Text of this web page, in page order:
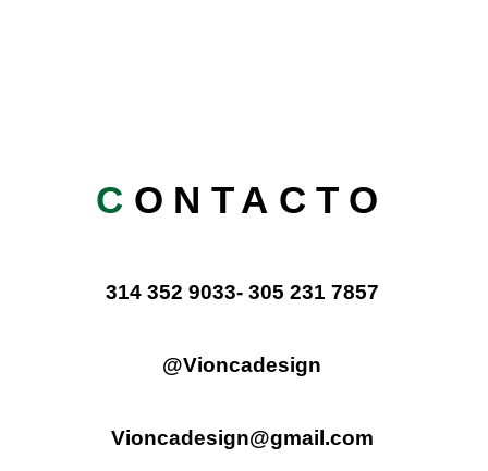
C ONTACTO
314 352 9033- 305 231 7857
@Vioncadesign
Vioncadesign@gmail.com